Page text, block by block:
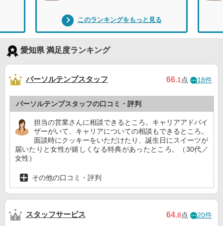
このランキングをもっと見る
愛知県 満足度ランキング
パーソルテンプスタッフ 66.1点 18件
パーソルテンプスタッフの口コミ・評判
担当の営業さんに相談できるところ。キャリアアドバイ
ザーがいて、キャリアについての相談もできるところ。
面談時にクッキーをいただけたり、誕生日にスイーツが
届いたりと女性が嬉しくなる特典があったところ。（30代／
女性）
その他の口コミ・評判
スタッフサービス 64.8点 20件